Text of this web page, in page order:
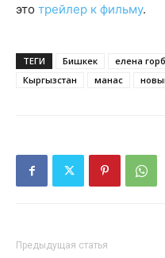
это трейлер к фильму.
ТЕГИ Бишкек елена
Кыргызстан
манас
Предыдущая статья